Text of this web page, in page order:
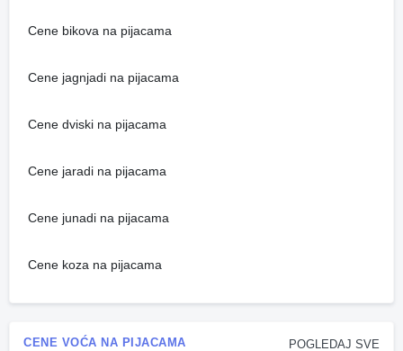
Cene bikova na pijacama
Cene jagnjadi na pijacama
Cene dviski na pijacama
Cene jaradi na pijacama
Cene junadi na pijacama
Cene koza na pijacama
POGLEDAJ SVE
CENE VOĆA NA PIJACAMA